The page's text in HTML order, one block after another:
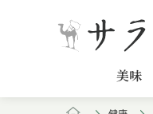
美味